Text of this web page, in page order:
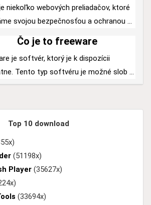
niekoľko webových preliadačov, ktoré
svojou bezpečnosťou a ochranou ...
Čo je to freeware
je softvér, ktorý je k dispozícii
Tento typ softvéru je možné slob ...
Top 10 download
(51198x)
Player (35627x)
(33694x)